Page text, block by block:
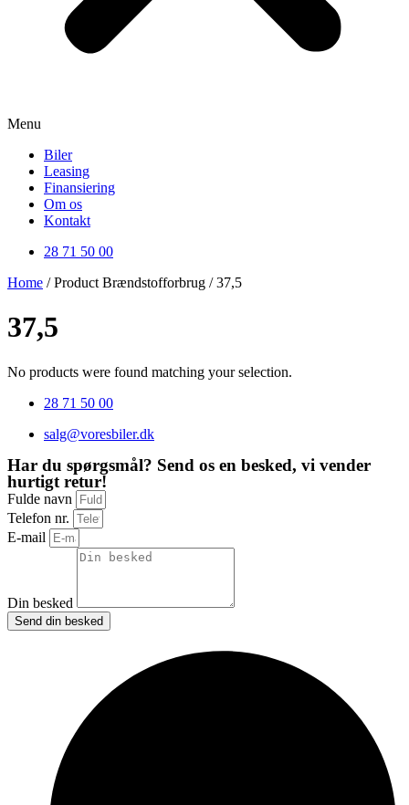
Menu
Biler
Leasing
Finansiering
Om os
Kontakt
28 71 50 00
Home / Product Brændstofforbrug / 37,5
37,5
No products were found matching your selection.
28 71 50 00
salg@voresbiler.dk
Har du spørgsmål? Send os en besked, vi vender
hurtigt retur!
Fulde navn
Telefon nr.
E-mail
Din besked
Send din besked